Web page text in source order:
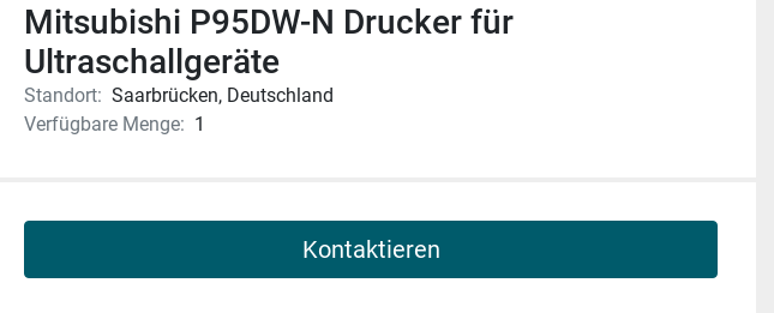
Mitsubishi P95DW-N Drucker für
Ultraschallgeräte
Standort: Saarbrücken, Deutschland
Verfügbare Menge: 1
Kontaktieren